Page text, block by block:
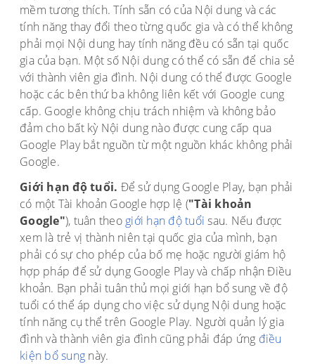
mềm tương thích. Tính sẵn có của Nội dung và các
tính năng thay đổi theo từng quốc gia và có thể không
phải mọi Nội dung hay tính năng đều có sẵn tại quốc
gia của bạn. Một số Nội dung có thể có sẵn để chia sẻ
với thành viên gia đình. Nội dung có thể được Google
hoặc các bên thứ ba không liên kết với Google cung
cấp. Google không chịu trách nhiệm và không bảo
đảm cho bất kỳ Nội dung nào được cung cấp qua
Google Play bắt nguồn từ một nguồn khác không phải
Google.
Giới hạn độ tuổi. Để sử dụng Google Play, bạn phải
có một Tài khoản Google hợp lệ ("Tài khoản
Google"), tuân theogiới hạn độ tuổi sau. Nếu được
xem là trẻ vị thành niên tại quốc gia của mình, bạn
phải có sự cho phép của bố mẹ hoặc người giám hộ
hợp pháp để sử dụng Google Play và chấp nhận Điều
khoản. Bạn phải tuân thủ mọi giới hạn bổ sung về độ
tuổi có thể áp dụng cho việc sử dụng Nội dung hoặc
tính năng cụ thể trên Google Play. Người quản lý gia
đình và thành viên gia đình cũng phải đáp ứng điều
kiện bổ sung này.